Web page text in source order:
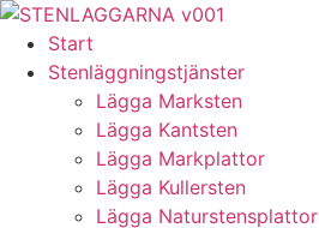
Skip
content
Start
Stenläggningstjänster
Lägga Marksten
Lägga Kantsten
Lägga Markplattor
Lägga Kullersten
Lägga Naturstensplattor